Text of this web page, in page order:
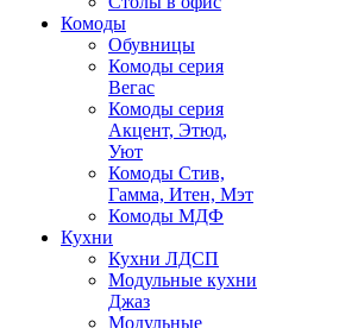
Комоды
Обувницы
Комоды серия
Вегас
Комоды серия
Акцент, Этюд,
Уют
Комоды Стив,
Гамма, Итен, Мэт
Комоды МДФ
Кухни
Кухни ЛДСП
Модульные кухни
Джаз
Модульные